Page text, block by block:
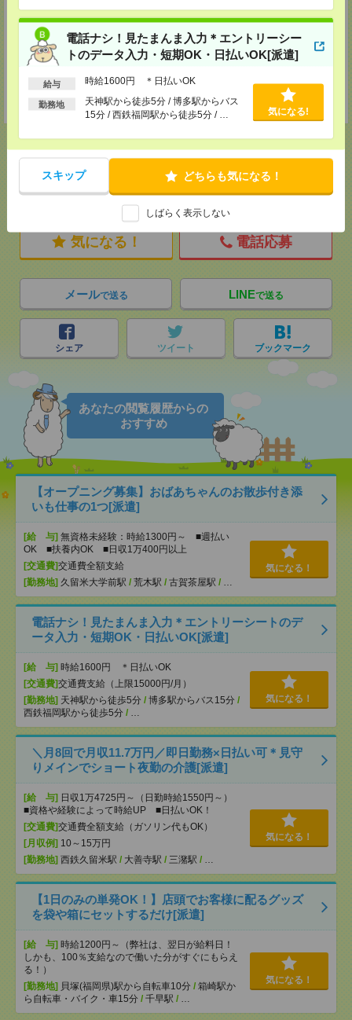
電話ナシ！見たまんま入力＊エントリーシー
トのデータ入力・短期OK・日払いOK[派遣]
給与 時給1600円 ＊日払いOK
勤務地
天神駅から徒歩5分 / 博多駅からバス
15分 / 西鉄福岡駅から徒歩5分 / …
気になる!
スキップ どちらも気になる！
しばらく表示しない
TEL：0120-936-286
担当：担当者
北九州支店
〒802-0005 福岡県北九州市小倉北区堺町２－１－１ 角田ビル小倉 ７０７
TEL：0120-936-286
担当：担当者
応募ページへ
気になる！ 電話応募
メールで送る LINEで送る
シェア ツイート ブックマーク
あなたの閲覧履歴からの
おすすめ
【オープニング募集】おばあちゃんのお散歩付き添
いも仕事の1つ[派遣]
[給 与] 無資格未経験：時給1300円～ ■週払い
OK ■扶養内OK ■日収1万400円以上
[交通費]交通費全額支給
[勤務地] 久留米大学前駅 / 荒木駅 / 古賀茶屋駅 / …
気になる！
電話ナシ！見たまんま入力＊エントリーシートのデ
ータ入力・短期OK・日払いOK[派遣]
[給 与] 時給1600円 ＊日払いOK
[交通費]交通費支給（上限15000円/月）
[勤務地] 天神駅から徒歩5分 / 博多駅からバス15分 /
西鉄福岡駅から徒歩5分 / …
気になる！
＼月8回で月収11.7万円／即日勤務×日払い可＊見守
りメインでショート夜勤の介護[派遣]
[給 与] 日収1万4725円～（日勤時給1550円～）
■資格や経験によって時給UP ■日払いOK！
[交通費]交通費全額支給（ガソリン代もOK）
[月収例] 10～15万円
[勤務地] 西鉄久留米駅 / 大善寺駅 / 三潴駅 / …
気になる！
【1日のみの単発OK！】店頭でお客様に配るグッズ
を袋や箱にセットするだけ[派遣]
[給 与] 時給1200円～（弊社は、翌日が給料日！
しかも、100％支給なので働いた分がすぐにもらえ
る！）
[勤務地] 貝塚(福岡県)駅から自転車10分 / 箱崎駅か
ら自転車・バイク・車15分 / 千早駅 / …
気になる！